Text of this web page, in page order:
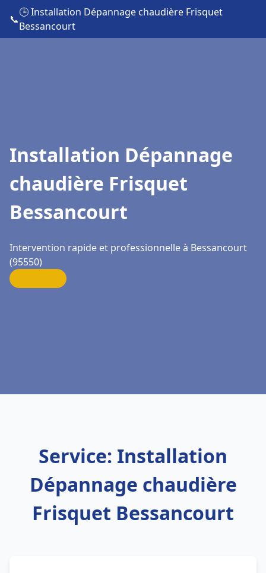
📞
🕒 Installation Dépannage chaudière Frisquet
Bessancourt
Installation Dépannage
chaudière Frisquet
Bessancourt
Intervention rapide et professionnelle à Bessancourt
(95550)
Service: Installation
Dépannage chaudière
Frisquet Bessancourt